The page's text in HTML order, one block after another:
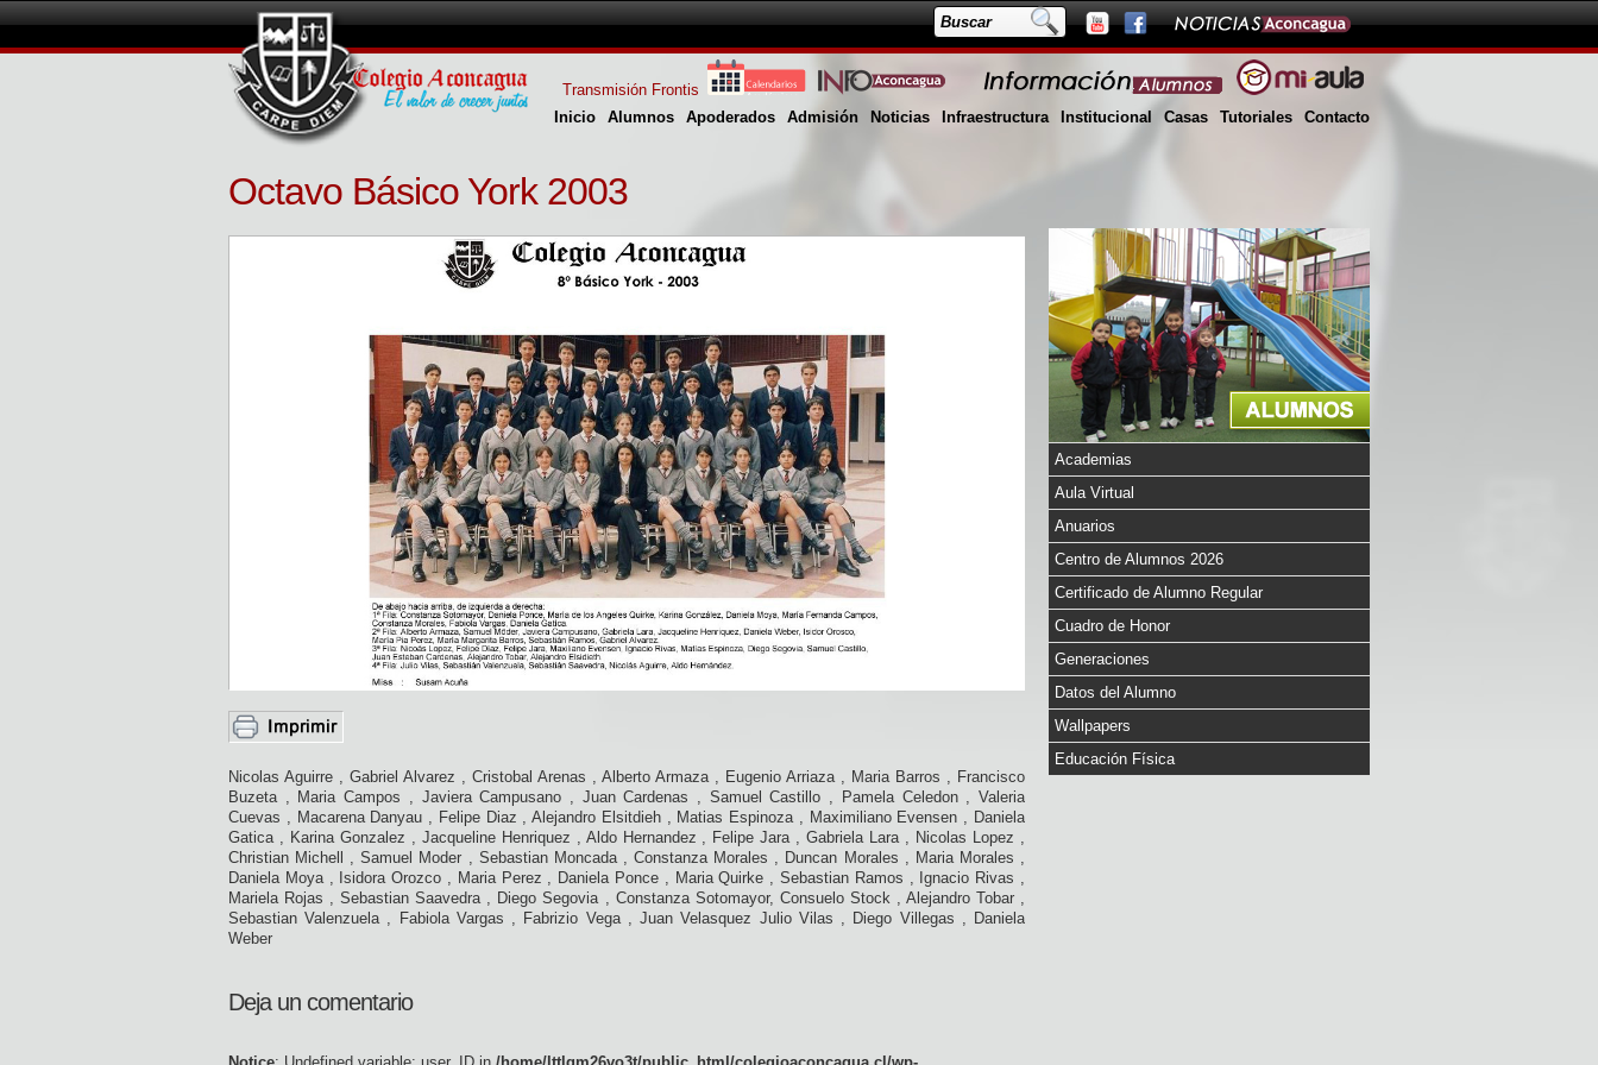
Inicio Alumnos Apoderados Admisión Noticias Infraestructura Institucional Casas Tutoriales Contacto
Transmisión Frontis
Octavo Básico York 2003
Nicolas Aguirre , Gabriel Alvarez , Cristobal Arenas , Alberto Armaza , Eugenio Arriaza , Maria Barros , Francisco
Buzeta , Maria Campos , Javiera Campusano , Juan Cardenas , Samuel Castillo , Pamela Celedon , Valeria
Cuevas , Macarena Danyau , Felipe Diaz , Alejandro Elsitdieh , Matias Espinoza , Maximiliano Evensen , Daniela
Gatica , Karina Gonzalez , Jacqueline Henriquez , Aldo Hernandez , Felipe Jara , Gabriela Lara , Nicolas Lopez ,
Christian Michell , Samuel Moder , Sebastian Moncada , Constanza Morales , Duncan Morales , Maria Morales ,
Daniela Moya , Isidora Orozco , Maria Perez , Daniela Ponce , Maria Quirke , Sebastian Ramos , Ignacio Rivas ,
Mariela Rojas , Sebastian Saavedra , Diego Segovia , Constanza Sotomayor, Consuelo Stock , Alejandro Tobar ,
Sebastian Valenzuela , Fabiola Vargas , Fabrizio Vega , Juan Velasquez Julio Vilas , Diego Villegas , Daniela
Weber
Deja un comentario
Academias
Aula Virtual
Anuarios
Centro de Alumnos 2026
Certificado de Alumno Regular
Cuadro de Honor
Generaciones
Datos del Alumno
Wallpapers
Educación Física